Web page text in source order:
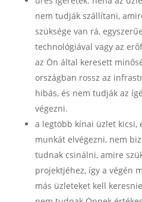
nem tudják szállítani,
szüksége van rá,
technológiával vagy az
az Ön által keresett
országban rossz az
hibás, és nem tudják az
végezni.
a legtöbb kínai üzlet kicsi,
munkát elvégezni, nem
tudnak csinálni, amire
projektjéhez, így a végén
más üzleteket kell